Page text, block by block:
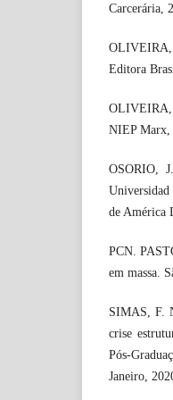
Carcerária,
OLIVEIRA,
Editora
OLIVEIRA,
NIEP Marx,
OSORIO,
Universidad
de América
PCN.
em massa.
SIMAS, F.
crise
Pós-
Janeiro,